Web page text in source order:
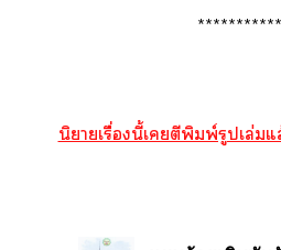
นิยายเรื่องนี้เตีพิมพ์รูปเล่ม